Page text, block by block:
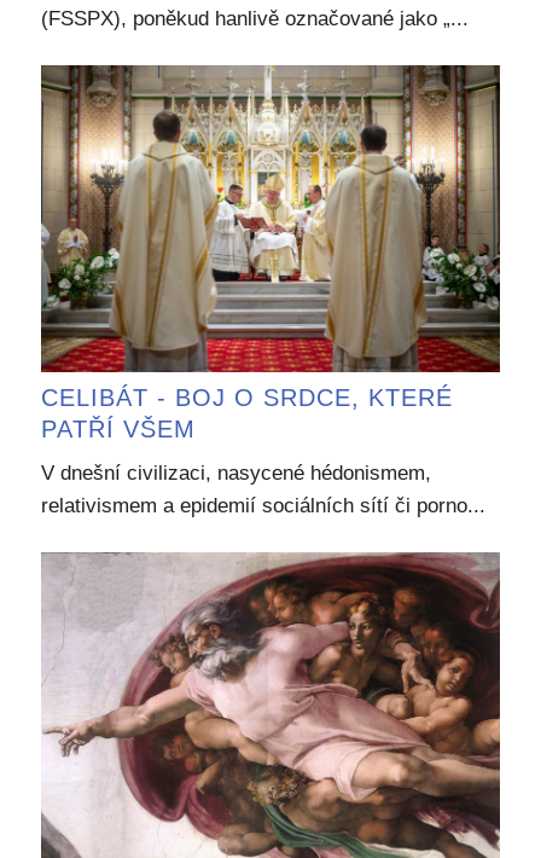
(FSSPX), poněkud hanlivě označované jako „...
CELIBÁT - BOJ O SRDCE, KTERÉ
PATŘÍ VŠEM
V dnešní civilizaci, nasycené hédonismem,
relativismem a epidemií sociálních sítí či porno...